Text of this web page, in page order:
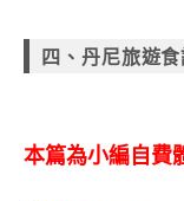
四、丹尼旅遊
本篇為小編自費